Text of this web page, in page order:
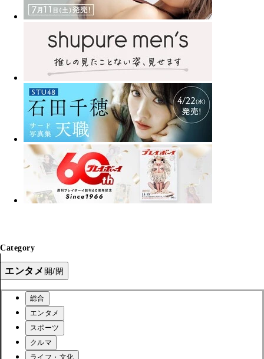
Category
エンタメ 開/閉
総合
エンタメ
スポーツ
クルマ
ライフ・文化